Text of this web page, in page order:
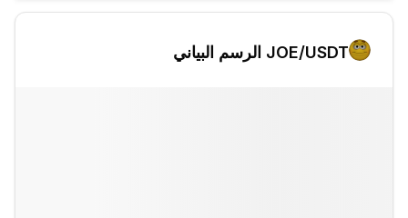
JOE/USDT الرسم البياني